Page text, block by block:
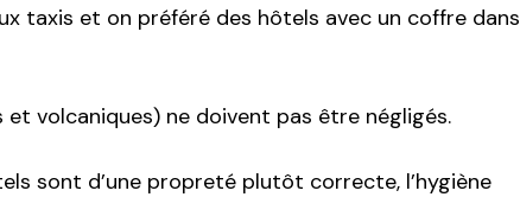
taxis et on préféré des hôtels avec un coffre dans
volcaniques) ne doivent pas être négligés.
sont d’une propreté plutôt correcte, l’hygiène